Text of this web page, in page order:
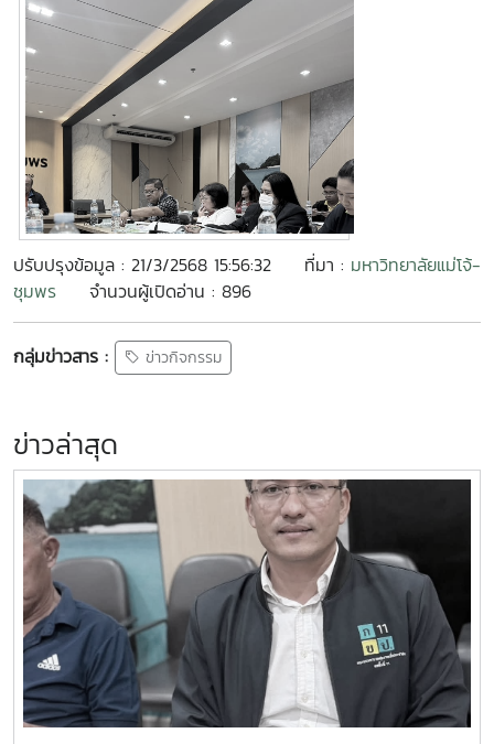
ปรับปรุงข้อมูล : 21/3/2568 15:56:32 ที่มา : มหาวิทยาลัยแม่โจ้-
ชุมพร
จำนวนผู้เปิดอ่าน : 896
กลุ่มข่าวสาร : ข่าวกิจกรรม
ข่าวล่าสุด